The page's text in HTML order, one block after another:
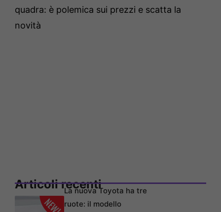
quadra: è polemica sui prezzi e scatta la
novità
Articoli recentiLa nuova Toyota ha tre
ruote: il modello